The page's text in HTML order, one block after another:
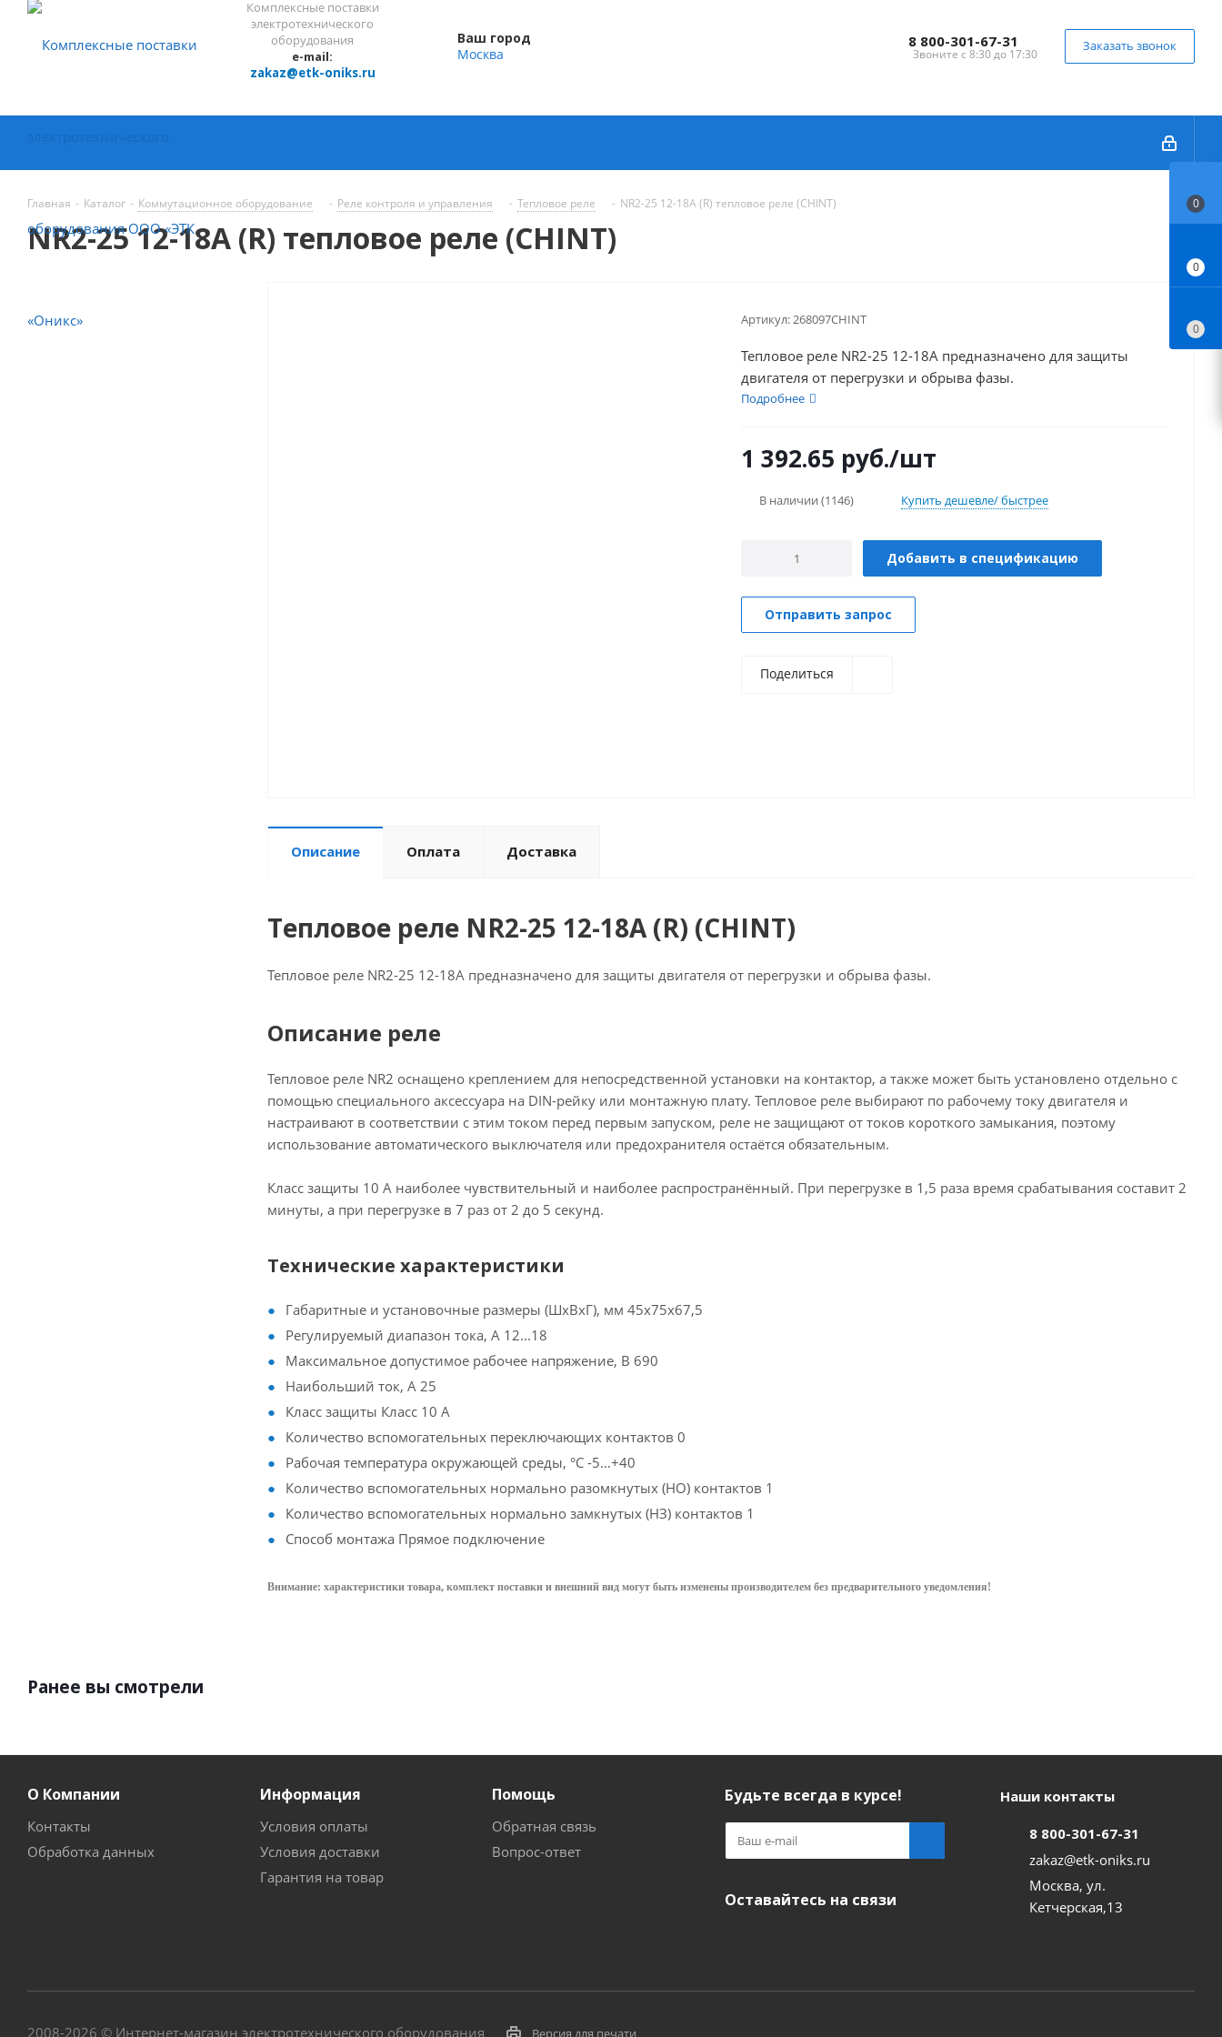
Комплексные поставки
электротехнического
оборудования
e-mail:
zakaz@etk-oniks.ru
Ваш город
Москва
8 800-301-67-31
Звоните с 8:30 до 17:30
Заказать звонок
Главная - Каталог - Коммутационное оборудование - Реле контроля и управления - Тепловое реле - NR2-25 12-18A (R) тепловое реле (CHINT)
NR2-25 12-18A (R) тепловое реле (CHINT)
Артикул:268097CHINT
Тепловое реле NR2-25 12-18A предназначено для защиты
двигателя от перегрузки и обрыва фазы.
Подробнее
1 392.65 руб./шт
В наличии (1146) Купить дешевле/ быстрее
Добавить в спецификацию
Отправить запрос
Поделиться
Описание Оплата Доставка
Тепловое реле NR2-25 12-18A (R) (CHINT)
Тепловое реле NR2-25 12-18A предназначено для защиты двигателя от перегрузки и обрыва фазы.
Описание реле
Тепловое реле NR2 оснащено креплением для непосредственной установки на контактор, а также может быть установлено отдельно с
помощью специального аксессуара на DIN-рейку или монтажную плату. Тепловое реле выбирают по рабочему току двигателя и
настраивают в соответствии с этим током перед первым запуском, реле не защищают от токов короткого замыкания, поэтому
использование автоматического выключателя или предохранителя остаётся обязательным.
Класс защиты 10 А наиболее чувствительный и наиболее распространённый. При перегрузке в 1,5 раза время срабатывания составит 2
минуты, а при перегрузке в 7 раз от 2 до 5 секунд.
Технические характеристики
Габаритные и установочные размеры (ШхВхГ), мм 45x75x67,5
Регулируемый диапазон тока, А 12...18
Максимальное допустимое рабочее напряжение, В 690
Наибольший ток, А 25
Класс защиты Класс 10 A
Количество вспомогательных переключающих контактов 0
Рабочая температура окружающей среды, °C -5…+40
Количество вспомогательных нормально разомкнутых (НО) контактов 1
Количество вспомогательных нормально замкнутых (НЗ) контактов 1
Способ монтажа Прямое подключение
Внимание: характеристики товара, комплект поставки и внешний вид могут быть изменены производителем без предварительного уведомления!
Ранее вы смотрели
О Компании
Контакты
Обработка данных
Информация
Условия оплаты
Условия доставки
Гарантия на товар
Помощь
Обратная связь
Вопрос-ответ
Будьте всегда в курсе!
Оставайтесь на связи
Наши контакты
8 800-301-67-31
zakaz@etk-oniks.ru
Москва, ул.
Кетчерская,13
2008-2026 © Интернет-магазин электротехнического оборудования Версия для печати
0
0
0